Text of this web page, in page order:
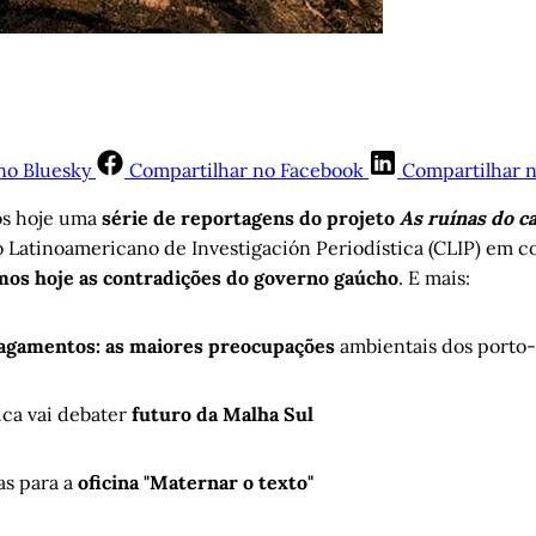
Bluesky Compartilhar no Facebook
Compartilhar
hoje uma série de reportagens do projeto As ruínas do
Latinoamericano de Investigación Periodística (CLIP) em
hoje as contradições do governo gaúcho. E mais:
as maiores preocupações ambientais dos
vai debaterfuturo da Malha Sul
para a oficina "Maternar o texto"